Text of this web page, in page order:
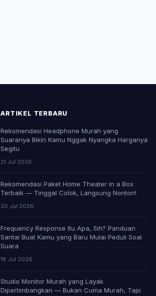
ARTIKEL TERBARU
Rekomendasi Headphone Murah yang
Suaranya Bikin Kamu Nggak Nyangka Harganya
Segitu
21 Jul 2026
Rekomendasi Paket Home Theater in a Box
Terbaik — Tinggal Colok, Langsung Nonton!
20 Jul 2026
Frequency Response Itu Apa, Sih? Panduan
Santai Buat Kamu yang Baru Mulai Peduli Soal
Suara
18 Jul 2026
Studio Monitor Murah yang Layak
Dipertimbangkan — Bukan Cuma Murah, Tapi